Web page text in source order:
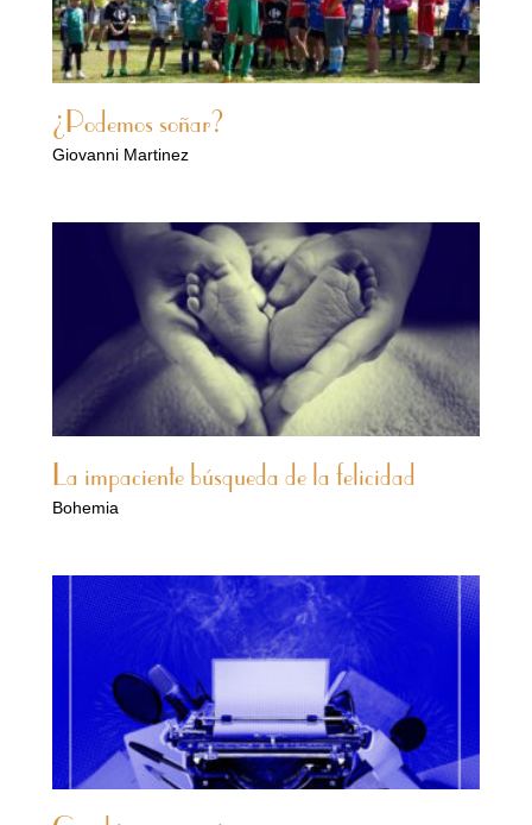
¿Podemos soñar?
Giovanni Martinez
La impaciente búsqueda de la felicidad
Bohemia